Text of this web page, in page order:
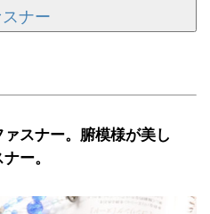
ナー
スナー。腑模様が美し
ー。